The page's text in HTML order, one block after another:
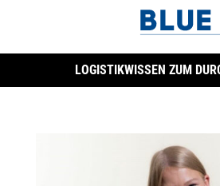
LOGISTIKWISSEN ZUM